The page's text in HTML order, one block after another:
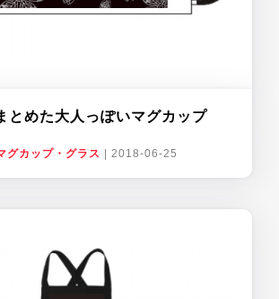
とめた大人っぽいマグカップ
グカップ・グラス 2018-06-25